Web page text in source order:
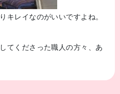
キレイなのがいいですよね。
てくださった職人の方々、あ